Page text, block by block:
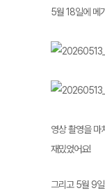
5월 18일에 메
영상 촬영을 마
재밌었어요!
그리고 5월 9